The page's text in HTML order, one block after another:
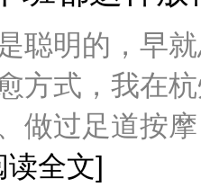
影院里惬意窝着看
跟朋友热闹一场
...[阅读全文]
乐放松的宝藏